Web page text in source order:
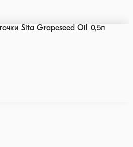
Sita Grapeseed Oil 0,5л